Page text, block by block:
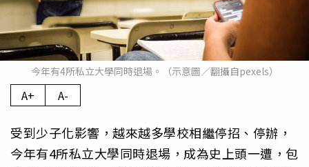
今年有4所私立大學同時退場。（示意圖／翻攝自pexels）
A+ A-
受到少子化影響，越來越多學校相繼停招、停辦，
今年有4所私立大學同時退場，成為史上頭一遭，包